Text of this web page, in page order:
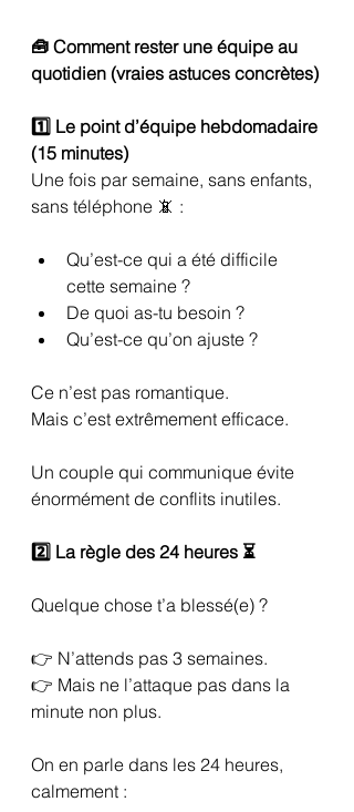
🧰 Comment rester une équipe au
quotidien (vraies astuces concrètes)
1️⃣ Le point d’équipe hebdomadaire
(15 minutes)
Une fois par semaine, sans enfants,
sans téléphone 📵 :
Qu’est-ce qui a été difficile
cette semaine ?
De quoi as-tu besoin ?
Qu’est-ce qu’on ajuste ?
Ce n’est pas romantique.
Mais c’est extrêmement efficace.
Un couple qui communique évite
énormément de conflits inutiles.
2️⃣ La règle des 24 heures ⏳
Quelque chose t’a blessé(e) ?
👉 N’attends pas 3 semaines.
👉 Mais ne l’attaque pas dans la
minute non plus.
On en parle dans les 24 heures,
calmement :